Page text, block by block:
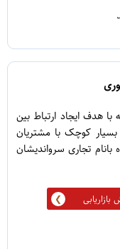
با هدف ایجاد ارتباط بین
کوچک با مشتریان
بانام تجاری سرواندیشان
بازاریابی